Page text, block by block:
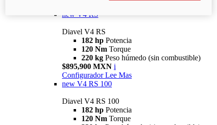
new V4 RS
Diavel V4 RS
182 hp Potencia
120 Nm Torque
220 kg Peso húmedo (sin combustible)
$895,900 MXN i
Configurador Lee Mas
new V4 RS 100
Diavel V4 RS 100
182 hp Potencia
120 Nm Torque